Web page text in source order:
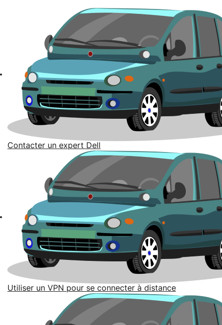
Contacter un expert Dell
Utiliser un VPN pour se connecter à distance